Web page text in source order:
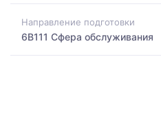
Направление подготовки
6B111 Сфера обслуживания